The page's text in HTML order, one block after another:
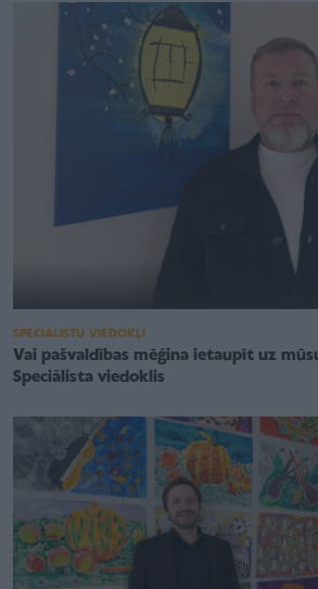
SPECIĀLISTU VIEDOKĻI
Vai pašvaldības mēģina ietaupīt uz
Speciālista viedoklis